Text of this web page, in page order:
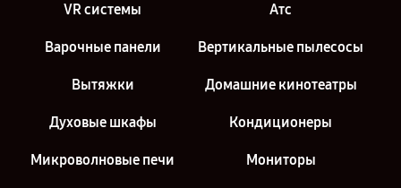
VR системы Атс
Варочные панели Вертикальные пылесосы
Вытяжки Домашние кинотеатры
Духовые шкафы Кондиционеры
Микроволновые печи Мониторы